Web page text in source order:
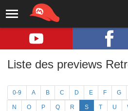
Liste des previews
0-9 A B C D E F G
N O P Q R S T U